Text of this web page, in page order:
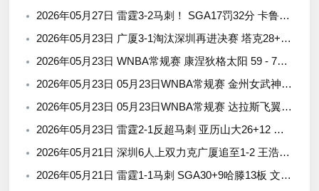
2026年05月27日 雷霆3-2马刺！ SGA17罚32分 卡鲁索&魔仙合砍42分 文班15中4
2026年05月23日 广厦3-1淘汰深圳再进决赛 塔克28+5+6 胡金秋15+8 贺希宁12分
2026年05月23日 WNBA常规赛 康涅狄格太阳 59 - 77 西雅图风暴 全场集锦
2026年05月23日 05月23日WNBA常规赛 金州女武神 82 - 90 印第安纳狂热 集锦
2026年05月23日 05月23日WNBA常规赛 达拉斯飞翼 69 - 86 亚特兰大梦想 集锦
2026年05月23日 雷霆2-1反超马刺 亚历山大26+12 雷霆替补76分 文班26分
2026年05月21日 深圳6人上双力克广厦追至1-2 王浩然13+5 布朗32+5+5&6失误
2026年05月21日 雷霆1-1马刺 SGA30+9哈滕13板 文班21+17+4帽 杰伦威哈珀伤退